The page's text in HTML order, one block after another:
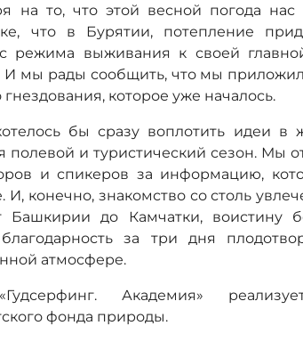
на то, что этой весной погода нас
что в Бурятии, потепление
режима выживания к своей
И мы рады сообщить, что мы
которое уже началось.
бы сразу воплотить идеи в
полевой и туристический сезон. Мы
и спикеров за информацию,
И, конечно, знакомство со столь
Башкирии до Камчатки, воистину
за три дня
атмосфере.
Академия»
фонда природы.